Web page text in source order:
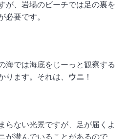
が、岩場のビーチでは足の裏を
必要です。
海では海底をじーっと観察する
ります。それは、
ウニ ！
らない光景ですが、足が届くよ
が潜んでいることがあるので、